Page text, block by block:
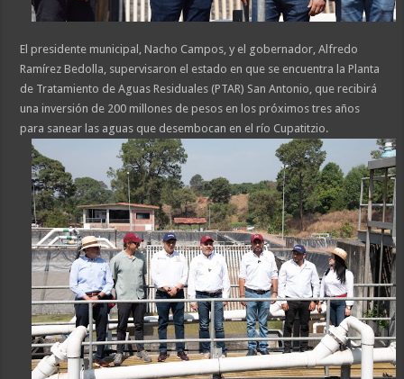
El presidente municipal, Nacho Campos, y el gobernador, Alfredo
Ramírez Bedolla, supervisaron el estado en que se encuentra la Planta
de Tratamiento de Aguas Residuales (PTAR) San Antonio, que recibirá
una inversión de 200 millones de pesos en los próximos tres años
para sanear las aguas que desembocan en el río Cupatitzio.